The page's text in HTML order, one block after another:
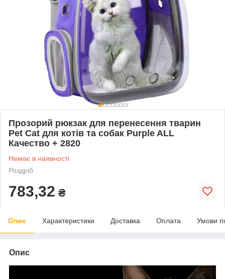
Прозорий рюкзак для перенесення тварин
Pet Cat для котів та собак Purple ALL
Качество + 2820
Немає в наявності
Роздріб
783,32 ₴
Опис Характеристики Доставка Оплата Умови
Опис